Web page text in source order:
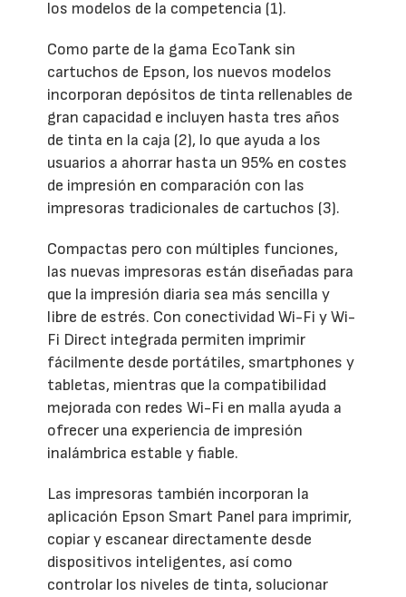
los modelos de la competencia (1).
Como parte de la gama EcoTank sin
cartuchos de Epson, los nuevos modelos
incorporan depósitos de tinta rellenables de
gran capacidad e incluyen hasta tres años
de tinta en la caja (2), lo que ayuda a los
usuarios a ahorrar hasta un 95% en costes
de impresión en comparación con las
impresoras tradicionales de cartuchos (3).
Compactas pero con múltiples funciones,
las nuevas impresoras están diseñadas para
que la impresión diaria sea más sencilla y
libre de estrés. Con conectividad Wi-Fi y Wi-
Fi Direct integrada permiten imprimir
fácilmente desde portátiles, smartphones y
tabletas, mientras que la compatibilidad
mejorada con redes Wi-Fi en malla ayuda a
ofrecer una experiencia de impresión
inalámbrica estable y fiable.
Las impresoras también incorporan la
aplicación Epson Smart Panel para imprimir,
copiar y escanear directamente desde
dispositivos inteligentes, así como
controlar los niveles de tinta, solucionar